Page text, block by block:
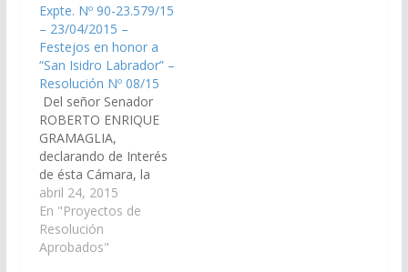
Oran, Metán, Tartagal,
Rivadavia Banda
Norte, Chicoana y
Cafayate. (Expte. Nº
90-26.838/18, a la
Comisión de Educación
y Cultura)…
Expte. Nº 90-23.579/15
– 23/04/2015 –
Festejos en honor a
“San Isidro Labrador” –
Resolución Nº 08/15
Del señor Senador
ROBERTO ENRIQUE
GRAMAGLIA,
declarando de Interés
de ésta Cámara, la
celebración de los
actos y festejos en
honor a "San Isidro
Labrador", a llevarse a
abril 24, 2015
En "Proyectos de
Resolución
Aprobados"